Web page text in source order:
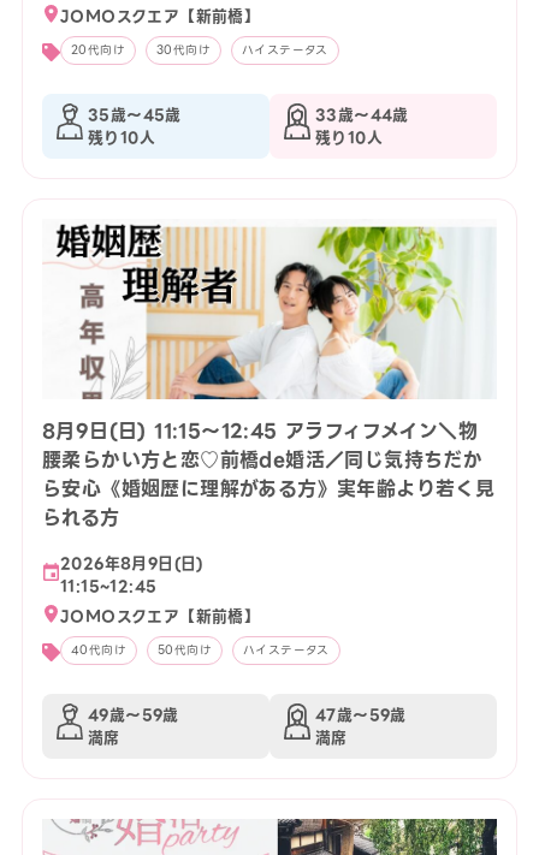
JOMOスクエア【新前橋】
20代向け 30代向け ハイステータス
35歳〜45歳
残り10人
33歳〜44歳
残り10人
8月9日(日) 11:15〜12:45 アラフィフメイン＼物
腰柔らかい方と恋♡前橋de婚活／同じ気持ちだか
ら安心《婚姻歴に理解がある方》実年齢より若く見
られる方
2026年8月9日(日)
11:15~12:45
JOMOスクエア【新前橋】
40代向け 50代向け ハイステータス
49歳〜59歳
満席
47歳〜59歳
満席